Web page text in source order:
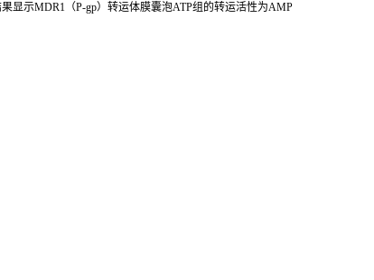
显示MDR1（P-gp）转运体膜囊泡ATP组的转运活性为AMP